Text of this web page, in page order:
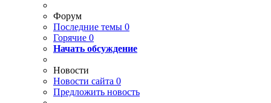
Форум
Последние темы 0
Горячие 0
Начать обсуждение
Новости
Новости сайта 0
Предложить новость